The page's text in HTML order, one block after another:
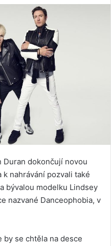
dokončují novou
nahrávání pozvali také
bývalou modelku Lindsey
nazvané Danceophobia, v
by se chtěla na desce